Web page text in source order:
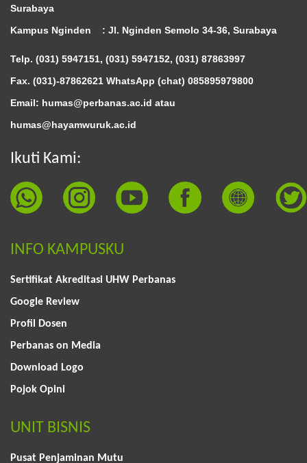
Surabaya
Kampus Nginden : Jl. Nginden Semolo 34-36, Surabaya
Telp. (031) 5947151, (031) 5947152, (031) 87863997
Fax. (031)-87862621 WhatsApp (chat) 085895979800
Email: humas@perbanas.ac.id atau
humas@hayamwuruk.ac.id
Ikuti Kami:
INFO KAMPUSKU
Sertifikat Akreditasi UHW Perbanas
Google Review
Profil Dosen
Perbanas on Media
Download Logo
Pojok Opini
UNIT BISNIS
Pusat Penjaminan Mutu